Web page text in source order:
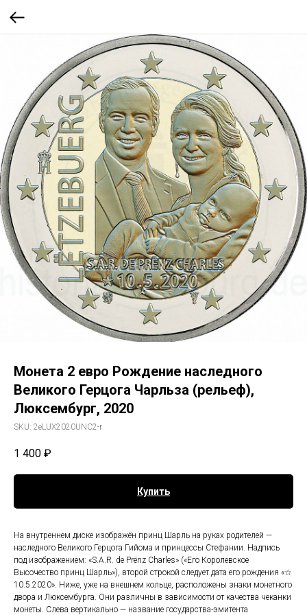
Монета 2 евро Рождение наследного
Великого Герцога Чарльза (рельеф),
Люксембург, 2020
SKU: 2eLUX2020UNC2-r
1 400 ₽
Купить
На внутреннем диске изображён принц Шарль на руках родителей —
наследного Великого Герцога Гийома и принцессы Стефании. Надпись
под изображением: «S.A.R. de Prënz Charles» («Его Королевское
Высочество принц Шарль»), второй строкой следует дата его рождения «☆
10.5.2020». Ниже, уже на внешнем кольце, расположены знаки монетного
двора и Люксембурга. Они различны в зависимости от качества чеканки
монеты. Слева вертикально — название государства-эмитента